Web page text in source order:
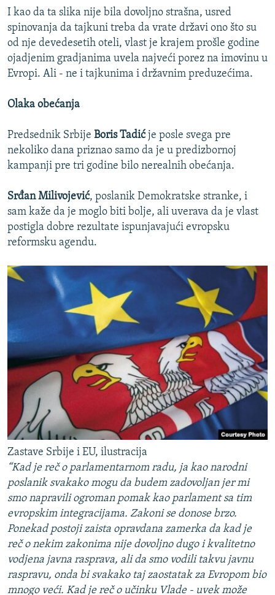
I kao da ta slika nije bila dovoljno strašna, usred
spinovanja da tajkuni treba da vrate državi ono što su
od nje devedesetih oteli, vlast je krajem prošle godine
ojadjenim gradjanima uvela najveći porez na imovinu u
Evropi. Ali - ne i tajkunima i državnim preduzećima.
Olaka obećanja
Predsednik Srbije Boris Tadićje posle svega pre
nekoliko dana priznao samo da je u predizbornoj
kampanji pre tri godine bilo nerealnih obećanja.
Srđan Milivojević, poslanik Demokratske stranke, i
sam kaže da je moglo biti bolje, ali uverava da je vlast
postigla dobre rezultate ispunjavajući evropsku
reformsku agendu.
Zastave Srbije i EU, ilustracija
“Kad je reč o parlamentarnom radu, ja kao narodni
poslanik svakako mogu da budem zadovoljan jer mi
smo napravili ogroman pomak kao parlament sa tim
evropskim integracijama. Zakoni se donose brzo.
Ponekad postoji zaista opravdana zamerka da kad je
reč o nekim zakonima nije dovoljno dugo i kvalitetno
vodjena javna rasprava, ali da smo vodili takvu javnu
raspravu, onda bi svakako taj zaostatak za Evropom bio
mnogo veći. Kad je reč o učinku Vlade - uvek može